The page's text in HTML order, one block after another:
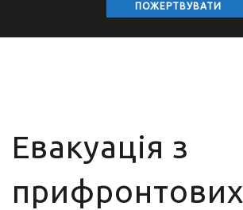
ПОЖЕРТВУВАТИ
Евакуація з
прифронтових